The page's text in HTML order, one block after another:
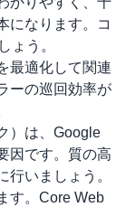
なります。
コ
ょう。
最適化して関連
ーの巡回効率が
） は、Google
因です。質の高
いましょう。
す。Core Web